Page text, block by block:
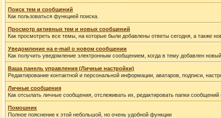
Поиск тем и сообщений
Как пользоваться функцией поиска.
Просмотр активных тем и новых сообщений
Как просмотреть все темы, на которые были добавлены ответы сегодня, а также
Уведомление на е-mail о новом сообщении
Как получить уведомление электронным сообщением, когда в тему добавлен новый
Ваша панель управления (Личные настройки)
Редактирование контактной и персональной информации, аватаров, подписи,
Личные сообщения
Как отсылать личные сообщения, отслеживать их, редактировать папки
Помошник
Полное пояснение к этой небольшой, но очень удобной функции